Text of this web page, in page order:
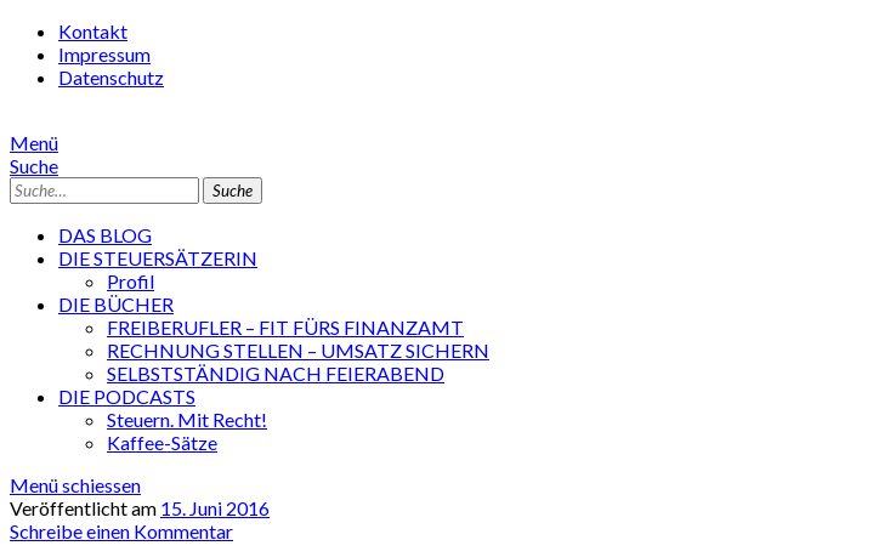
Kontakt
Impressum
Datenschutz
Menü
Suche
Suche
DAS BLOG
DIE STEUERSÄTZERIN
Profil
DIE BÜCHER
FREIBERUFLER – FIT FÜRS FINANZAMT
RECHNUNG STELLEN – UMSATZ SICHERN
SELBSTSTÄNDIG NACH FEIERABEND
DIE PODCASTS
Steuern. Mit Recht!
Kaffee-Sätze
Menü schiessen
Veröffentlicht am 15. Juni 2016
Schreibe einen Kommentar